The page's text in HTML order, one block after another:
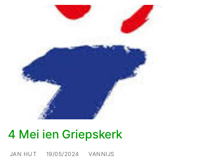
4 Mei ien Griepskerk
JAN HUT 19/05/2024 VANNIJS